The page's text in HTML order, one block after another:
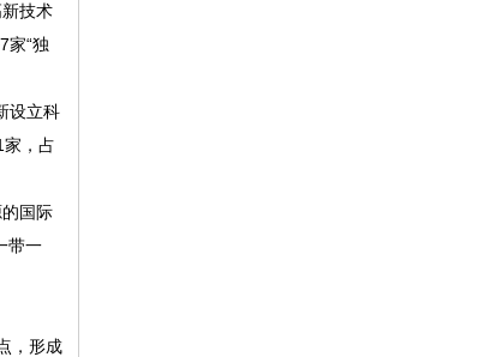
技术
家“独
设立科
，占
国际
带一
，形成